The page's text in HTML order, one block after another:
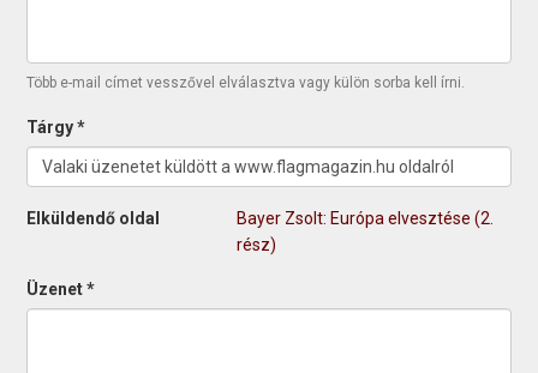
Több e-mail címet vesszővel elválasztva vagy külön sorba kell írni.
Tárgy*
Elküldendő oldal
Bayer Zsolt: Európa elvesztése (2.
rész)
Üzenet*